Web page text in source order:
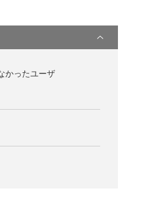
かったユーザ